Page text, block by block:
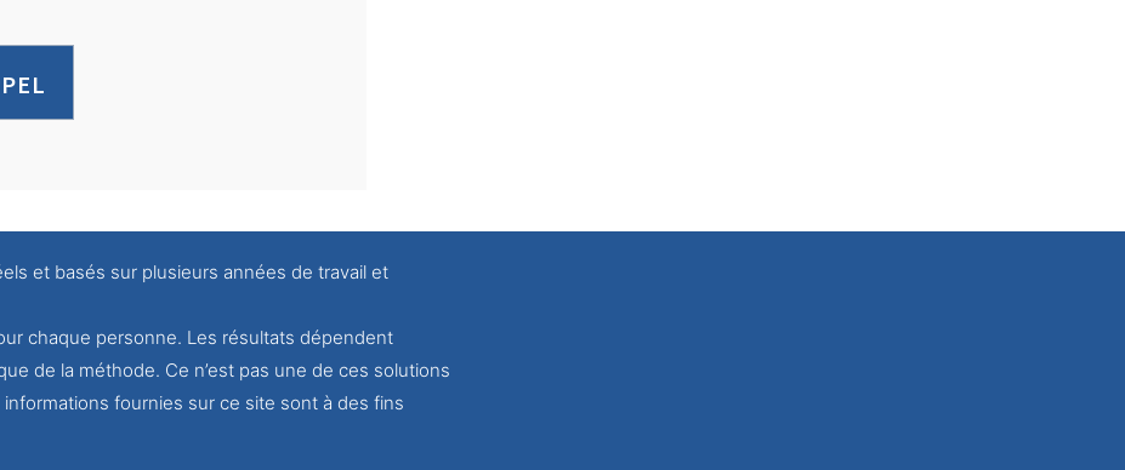
et basés sur plusieurs années de travail et
chaque personne. Les résultats dépendent
de la méthode. Ce n’est pas une de ces solutions
fournies sur ce site sont à des fins